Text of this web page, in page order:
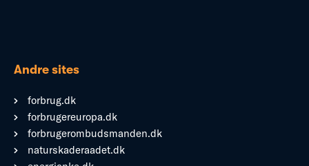
Andre sites
forbrug.dk
forbrugereuropa.dk
forbrugerombudsmanden.dk
naturskaderaadet.dk